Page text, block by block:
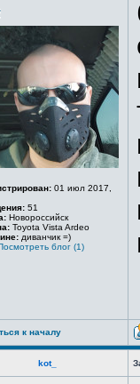
01 июл 2017,
51
Новороссийск
Toyota Vista Ardeo
диванчик =)
блог (1)
к началу
kot_